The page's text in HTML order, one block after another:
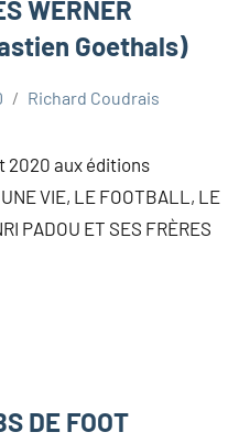
WERNER
Goethals)
Richard Coudrais
2020 aux éditions
VIE, LE FOOTBALL, LE
PADOU ET SES FRÈRES
DE FOOT